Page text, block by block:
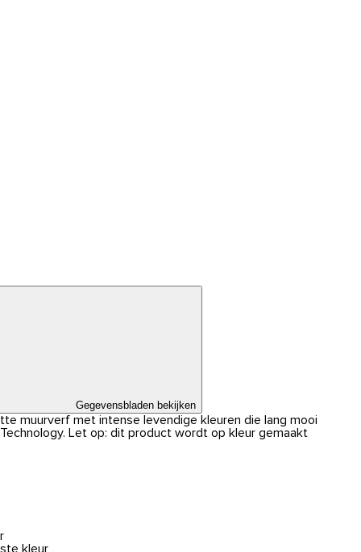
Gegevensbladen bekijken
muurverf met intense levendige kleuren die lang mooi
Let op: dit product wordt op kleur gemaakt
kleur